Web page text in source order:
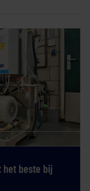
het beste bij